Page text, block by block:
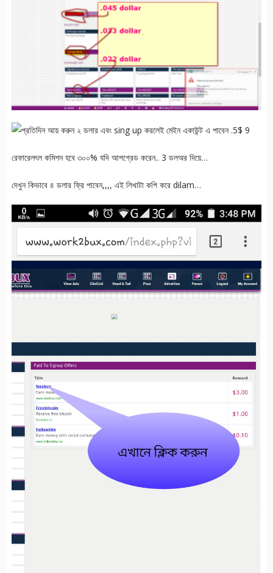
রেফারেলৎল কমিশন হবে ৩০০% যদি আপগ্রেড করেন.. 3 ডলঅর দিয়ে…
দেখুন কিভাবে ৪ ডলার ফ্রি পাবেন,,,, এই লিখাটা কপি করে dilam…